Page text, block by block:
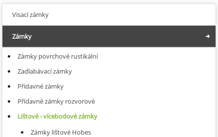
Visací zámky
Zámky
Zámky povrchové rustikální
Zadlabávací zámky
Přídavné zámky
Přídavné zámky rozvorové
Lištové - vícebodové zámky
Zámky lištové Hobes